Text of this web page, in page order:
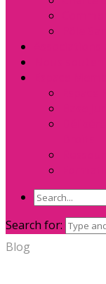
Search for:
Blog